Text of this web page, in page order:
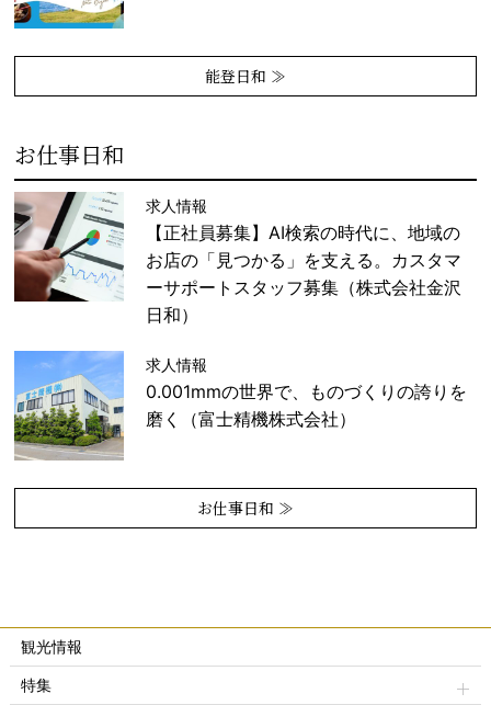
能登日和 ≫
お仕事日和
求人情報
【正社員募集】AI検索の時代に、地域の
お店の「見つかる」を支える。カスタマ
ーサポートスタッフ募集（株式会社金沢
日和）
求人情報
0.001mmの世界で、ものづくりの誇りを
磨く（富士精機株式会社）
お仕事日和 ≫
観光情報
特集